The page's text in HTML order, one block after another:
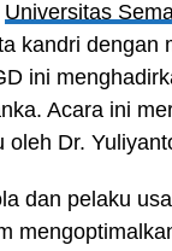
Universitas
kandri dengan
ini
Acara ini
Dr.
dan pelaku